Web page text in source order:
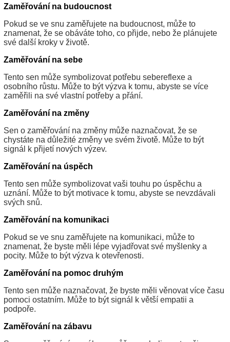
Zaměřování na budoucnost
Pokud se ve snu zaměřujete na budoucnost, může to
znamenat, že se obáváte toho, co přijde, nebo že plánujete
své další kroky v životě.
Zaměřování na sebe
Tento sen může symbolizovat potřebu sebereflexe a
osobního růstu. Může to být výzva k tomu, abyste se více
zaměřili na své vlastní potřeby a přání.
Zaměřování na změny
Sen o zaměřování na změny může naznačovat, že se
chystáte na důležité změny ve svém životě. Může to být
signál k přijetí nových výzev.
Zaměřování na úspěch
Tento sen může symbolizovat vaši touhu po úspěchu a
uznání. Může to být motivace k tomu, abyste se nevzdávali
svých snů.
Zaměřování na komunikaci
Pokud se ve snu zaměřujete na komunikaci, může to
znamenat, že byste měli lépe vyjadřovat své myšlenky a
pocity. Může to být výzva k otevřenosti.
Zaměřování na pomoc druhým
Tento sen může naznačovat, že byste měli věnovat více času
pomoci ostatním. Může to být signál k větší empatii a
podpoře.
Zaměřování na zábavu